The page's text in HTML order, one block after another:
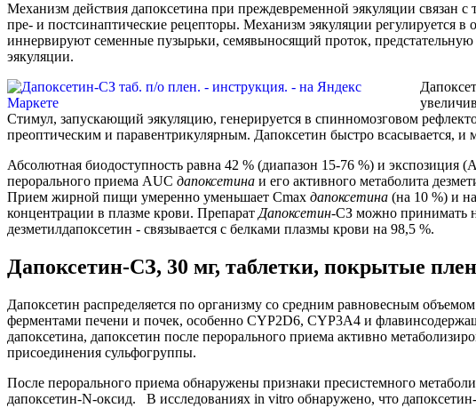
Механизм действия дапоксетина при преждевременной эякуляции связан
пре- и постсинаптические рецепторы. Механизм эякуляции регулируется
иннервируют семенные пузырьки, семявыносящий проток,
эякуляции.
Стимул, запускающий эякуляцию, генерируется в спинномозговом
преоптическим и паравентрикулярным. Дапоксетин быстро всасывается, и
Абсолютная биодоступность равна 42 % (диапазон 15-76 %) и экспозиция
перорального приема AUC дапоксетина и его активного метаболита
Прием жирной пищи умеренно уменьшает Сmах дапоксетина (на 10 %) и
концентрации в плазме крови. Препарат Дапоксетин-СЗ можно принимать
дезметилдапоксетин - связывается с белками плазмы крови на 98,5 %.
Дапоксетин-СЗ, 30 мг, таблетки, покрытые
Дапоксетин распределяется по организму со средним равновесным
ферментами печени и почек, особенно CYP2D6, CYP3A4 и
дапоксетина, дапоксетин после перорального приема активно
присоединения сульфогруппы.
После перорального приема обнаружены признаки пресистемного
дапоксетин-N-оксид. В исследованиях in vitro обнаружено, что